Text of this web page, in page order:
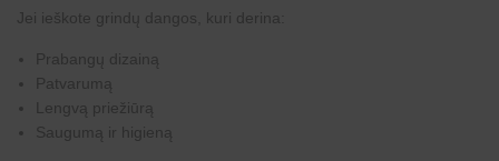
Jei ieškote grindų dangos, kuri derina:
Prabangų dizainą
Patvarumą
Lengvą priežiūrą
Saugumą ir higieną